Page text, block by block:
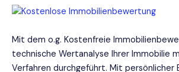
Mit dem o.g. Kostenfreie
technische Wertanalyse Ihrer Immobilie
Verfahren durchgeführt. Mit persönlicher